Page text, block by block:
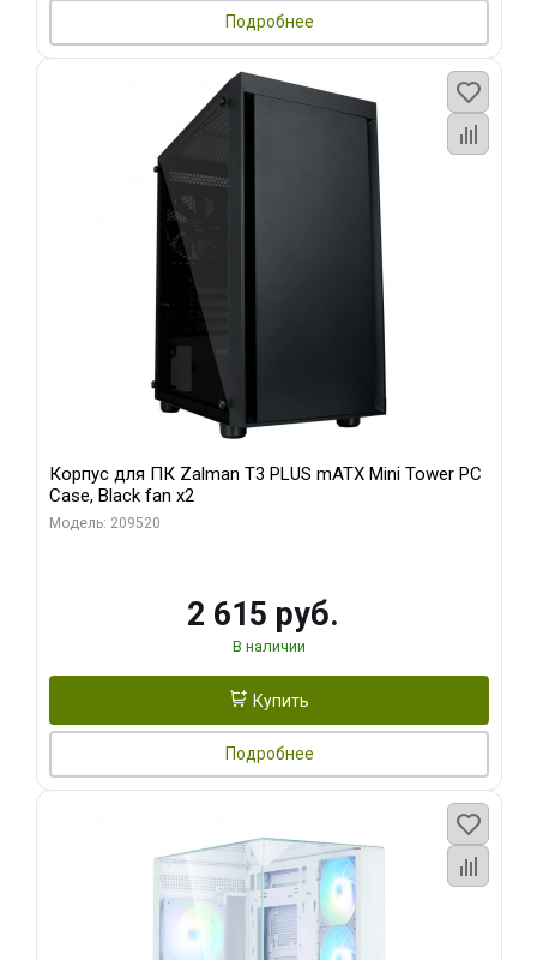
Подробнее
Корпус для ПК Zalman T3 PLUS mATX Mini Tower PC
Case, Black fan x2
Модель: 209520
2 615 руб.
В наличии
Купить
Подробнее